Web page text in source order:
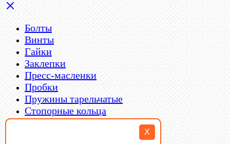
X
Болты
Винты
Гайки
Заклепки
Пресс-масленки
Пробки
Пружины тарельчатые
Стопорные кольца
Такелаж